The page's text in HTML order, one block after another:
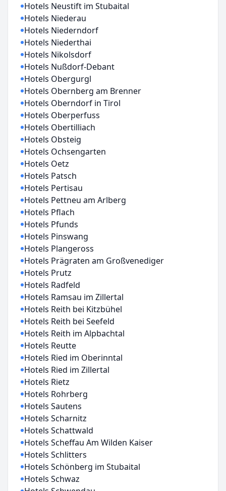
Hotels Neustift im Stubaital
Hotels Niederau
Hotels Niederndorf
Hotels Niederthai
Hotels Nikolsdorf
Hotels Nußdorf-Debant
Hotels Obergurgl
Hotels Obernberg am Brenner
Hotels Oberndorf in Tirol
Hotels Oberperfuss
Hotels Obertilliach
Hotels Obsteig
Hotels Ochsengarten
Hotels Oetz
Hotels Patsch
Hotels Pertisau
Hotels Pettneu am Arlberg
Hotels Pflach
Hotels Pfunds
Hotels Pinswang
Hotels Plangeross
Hotels Prägraten am Großvenediger
Hotels Prutz
Hotels Radfeld
Hotels Ramsau im Zillertal
Hotels Reith bei Kitzbühel
Hotels Reith bei Seefeld
Hotels Reith im Alpbachtal
Hotels Reutte
Hotels Ried im Oberinntal
Hotels Ried im Zillertal
Hotels Rietz
Hotels Rohrberg
Hotels Sautens
Hotels Scharnitz
Hotels Schattwald
Hotels Scheffau Am Wilden Kaiser
Hotels Schlitters
Hotels Schönberg im Stubaital
Hotels Schwaz